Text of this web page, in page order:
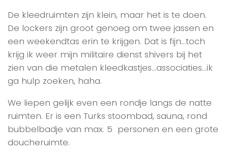
De kleedruimten zijn klein, maar het is te doen.
De lockers zijn groot genoeg om twee jassen en
een weekendtas erin te krijgen. Dat is fijn…toch
krijg ik weer mijn militaire dienst shivers bij het
zien van die metalen kleedkastjes…associaties…ik
ga hulp zoeken, haha.
We liepen gelijk even een rondje langs de natte
ruimten. Er is een Turks stoombad, sauna, rond
bubbelbadje van max. 5 personen en een grote
doucheruimte.